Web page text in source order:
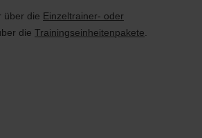
über die Einzeltrainer- oder
die Trainingseinheitenpakete